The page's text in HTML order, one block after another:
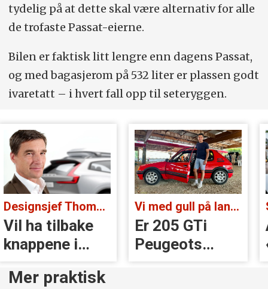
tydelig på at dette skal være alternativ for alle
de trofaste Passat-eierne.
Bilen er faktisk litt lengre enn dagens Passat,
og med bagasjerom på 532 liter er plassen godt
ivaretatt – i hvert fall opp til seteryggen.
Designsjef Thomas Ingenlath:
Vil ha tilbake
knappene i
Volvoer
Vi med gull på landsbygda:
Er 205 GTi
Peugeots
beste
Mer praktisk